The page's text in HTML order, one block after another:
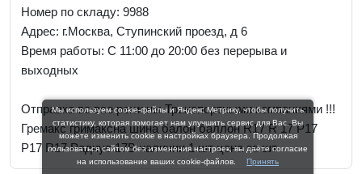
Номер по складу: 9988
Адрес: г.Москва, Ступинский проезд, д 6
Время работы: С 11:00 до 20:00 без перерыва и
выходных
Отправка во все регионы Транспортными компаниями !!!
Гремакс гримаксна шина балон баллон R17 R 17 Р17
Р17 R17 Радиус 17В наличии 1 шт цена за шт
Мы используем cookie-файлы и Яндекс Метрику, чтобы получить
статистику, которая помогает нам улучшить сервис для Вас. Вы
можете изменить cookie в настройках браузера. Продолжая
пользоваться сайтом без изменения настроек, вы даёте согласие
на использование ваших cookie-файлов.
Принять